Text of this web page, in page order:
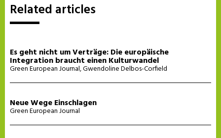
Related articles
Es geht nicht um Verträge: Die europäische
Integration braucht einen Kulturwandel
Green European Journal,Gwendoline Delbos-Corfield
Neue Wege Einschlagen
Green European Journal